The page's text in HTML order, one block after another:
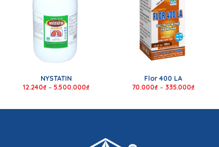
NYSTATIN
12.240₫– 5.500.000₫
Flor 400 LA
70.000₫– 335.000₫